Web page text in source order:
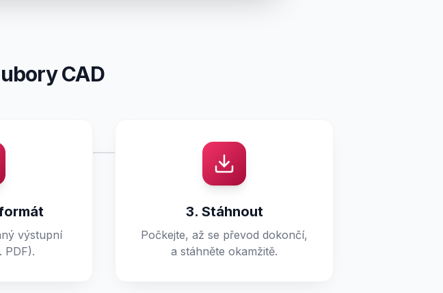
CAD
výstupní
PDF).
3. Stáhnout
Počkejte, až se převod dokončí,
a stáhněte okamžitě.